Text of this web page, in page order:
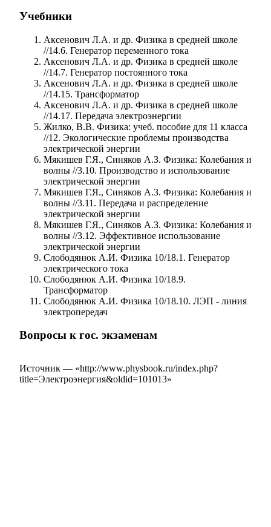
Учебники
Аксенович Л.А. и др. Физика в средней школе
//14.6. Генератор переменного тока
Аксенович Л.А. и др. Физика в средней школе
//14.7. Генератор постоянного тока
Аксенович Л.А. и др. Физика в средней школе
//14.15. Трансформатор
Аксенович Л.А. и др. Физика в средней школе
//14.17. Передача электроэнергии
Жилко, В.В. Физика: учеб. пособие для 11 класса
//12. Экологические проблемы производства
электрической энергии
Мякишев Г.Я., Синяков А.З. Физика: Колебания и
волны //3.10. Производство и использование
электрической энергии
Мякишев Г.Я., Синяков А.З. Физика: Колебания и
волны //3.11. Передача и распределение
электрической энергии
Мякишев Г.Я., Синяков А.З. Физика: Колебания и
волны //3.12. Эффективное использование
электрической энергии
Слободянюк А.И. Физика 10/18.1. Генератор
электрического тока
Слободянюк А.И. Физика 10/18.9.
Трансформатор
Слободянюк А.И. Физика 10/18.10. ЛЭП - линия
электропередач
Вопросы к гос. экзаменам
Источник — «http://www.physbook.ru/index.php?
title=Электроэнергия&oldid=101013»